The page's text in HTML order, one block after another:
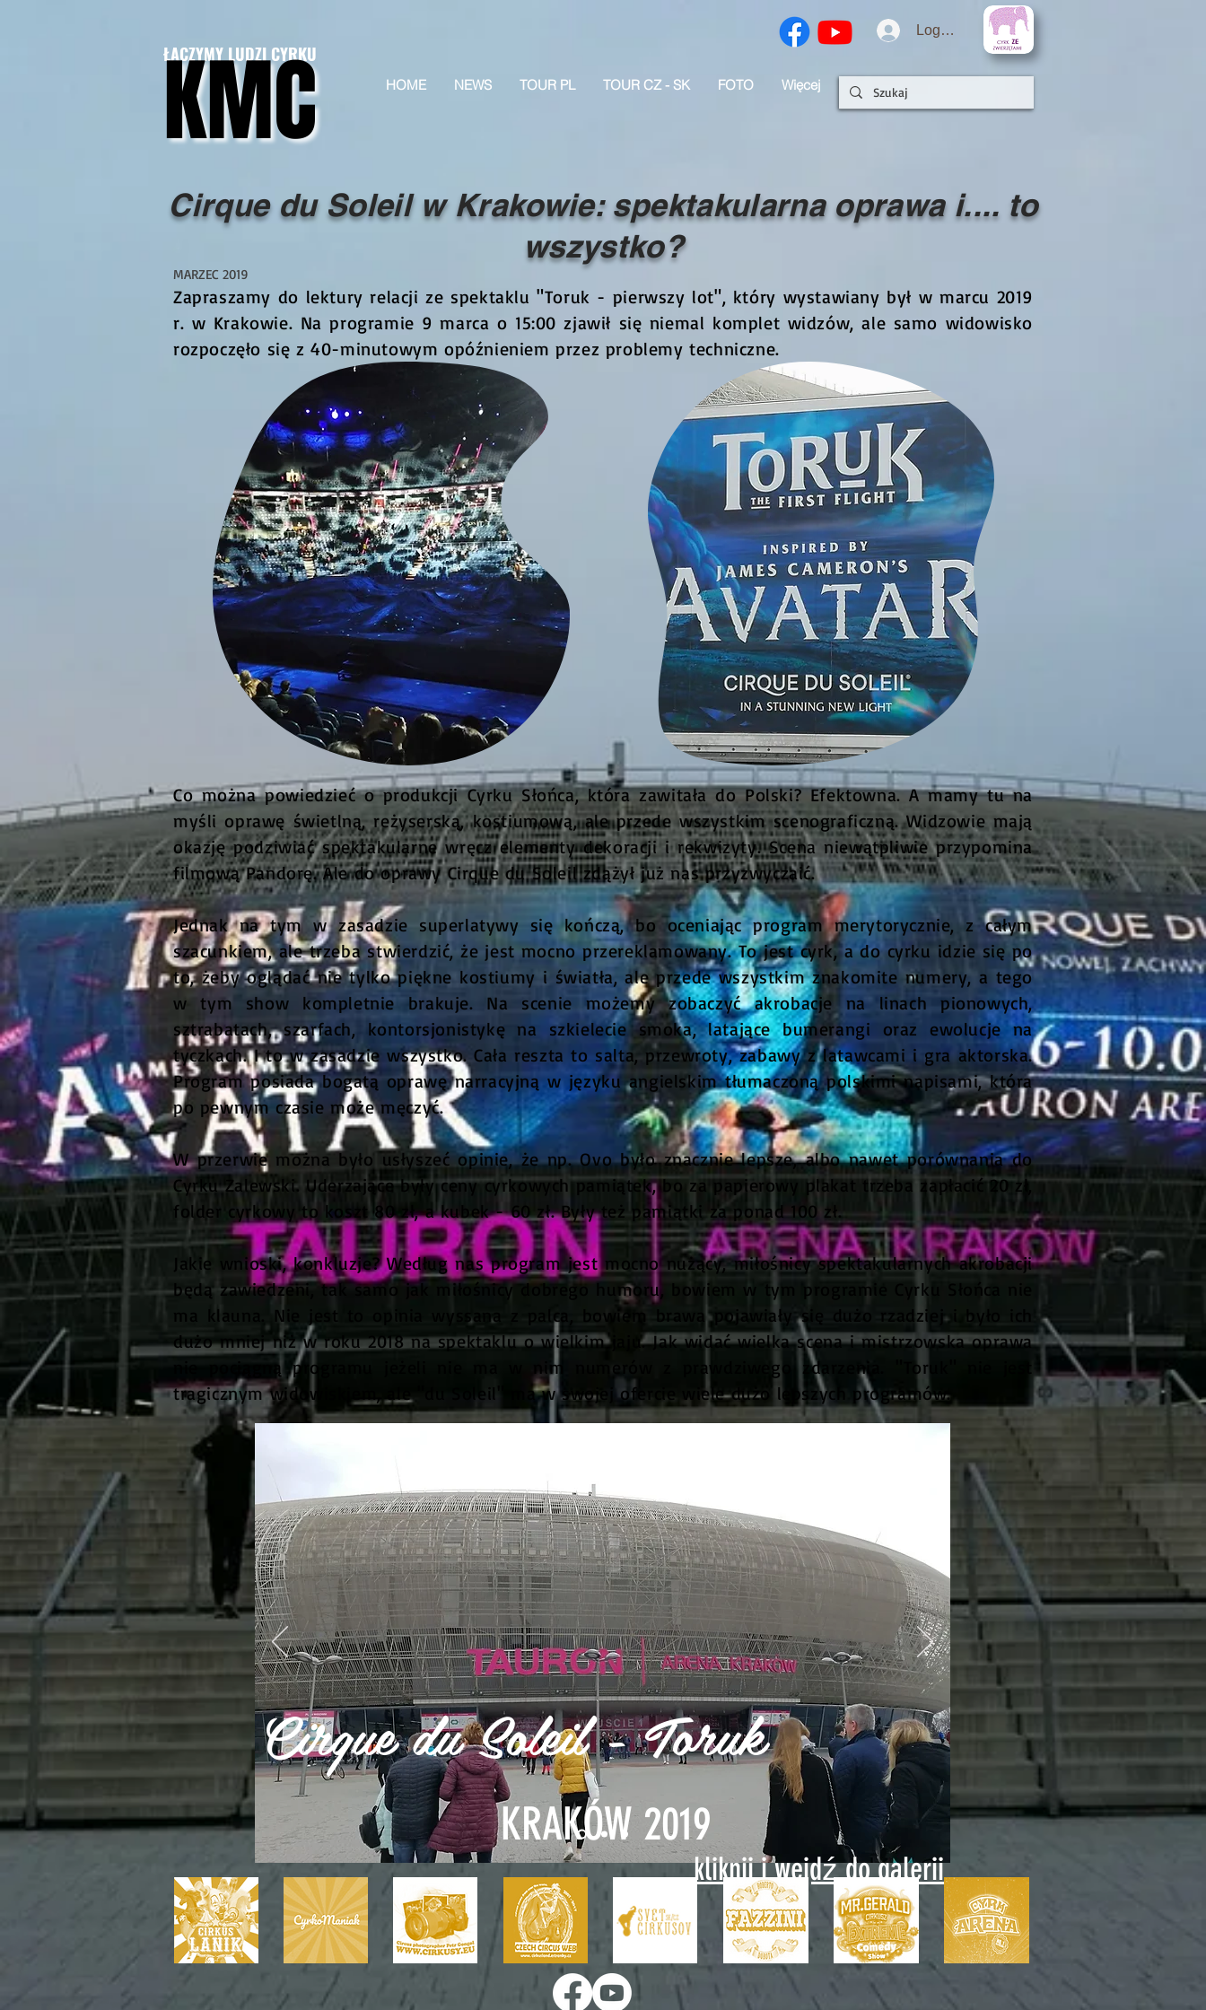
ŁĄCZYMY LUDZI CYRKU
KMC
KMC
Logowanie
HOME NEWS TOUR PL TOUR CZ - SK FOTO Więcej
Cirque du Soleil w Krakowie: spektakularna oprawa i.... to
wszystko?
MARZEC 2019
Zapraszamy do lektury relacji ze spektaklu "Toruk - pierwszy lot", który wystawiany był w marcu 2019
r. w Krakowie. Na programie 9 marca o 15:00 zjawił się niemal komplet widzów, ale samo widowisko
rozpoczęło się z 40-minutowym opóźnieniem przez problemy techniczne.
Co można powiedzieć o produkcji Cyrku Słońca, która zawitała do Polski? Efektowna. A mamy tu na
myśli oprawę świetlną, reżyserską, kostiumową, ale przede wszystkim scenograficzną. Widzowie mają
okazję podziwiać spektakularne wręcz elementy dekoracji i rekwizyty. Scena niewątpliwie przypomina
filmową Pandorę. Ale do oprawy Cirque du Soleil zdążył już nas przyzwyczaić.
Jednak na tym w zasadzie superlatywy się kończą, bo oceniając program merytorycznie, z całym
szacunkiem, ale trzeba stwierdzić, że jest mocno przereklamowany. To jest cyrk, a do cyrku idzie się po
to, żeby oglądać nie tylko piękne kostiumy i światła, ale przede wszystkim znakomite numery, a tego
w tym show kompletnie brakuje. Na scenie możemy zobaczyć akrobacje na linach pionowych,
sztrabatach, szarfach, kontorsjonistykę na szkielecie smoka, latające bumerangi oraz ewolucje na
tyczkach. I to w zasadzie wszystko. Cała reszta to salta, przewroty, zabawy z latawcami i gra aktorska.
Program posiada bogatą oprawę narracyjną w języku angielskim tłumaczoną polskimi napisami, która
po pewnym czasie może męczyć.
W przerwie można było usłyszeć opinie, że np. Ovo było znacznie lepsze, albo nawet porównania do
Cyrku Zalewski. Uderzające były ceny cyrkowych pamiątek, bo za papierowy plakat trzeba zapłacić 20 zł,
folder cyrkowy to koszt 80 zł, a kubek - 60 zł. Były też pamiątki za ponad 100 zł.
Jakie wnioski, konkluzje? Według nas program jest mocno nużący, miłośnicy spektakularnych akrobacji
będą zawiedzeni, tak samo jak miłośnicy dobrego humoru, bowiem w tym programie Cyrku Słońca nie
ma klauna. Nie jest to opinia wyssana z palca, bowiem brawa pojawiały się dużo rzadziej i było ich
dużo mniej niż w roku 2018 na spektaklu o wielkim jaju. Jak widać wielka scena i mistrzowska oprawa
nie pociągną programu jeżeli nie ma w nim numerów z prawdziwego zdarzenia. "Toruk" nie jest
tragicznym widowiskiem, ale "du Soleil" ma w swojej ofercie wiele dużo lepszych programów.
Cirque du Soleil - Toruk
KRAKÓW 2019
kliknij i wejdź do galerii